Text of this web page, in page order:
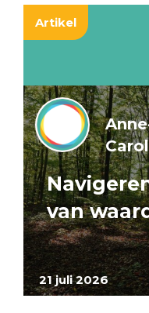
Artikel
21 juli 2026
van